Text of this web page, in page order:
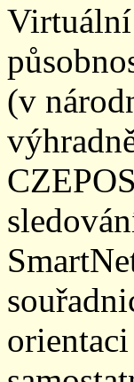
Virtuální
(v